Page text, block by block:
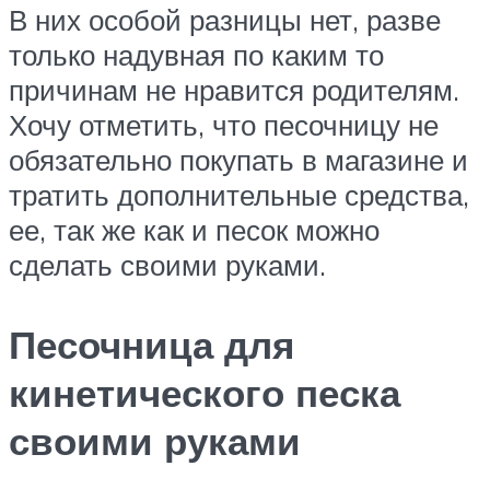
В них особой разницы нет, разве
только надувная по каким то
причинам не нравится родителям.
Хочу отметить, что песочницу не
обязательно покупать в магазине и
тратить дополнительные средства,
ее, так же как и песок можно
сделать своими руками.
Песочница для
кинетического песка
своими руками